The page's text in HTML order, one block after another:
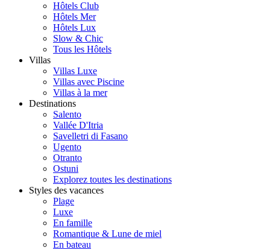
Hôtels Club
Hôtels Mer
Hôtels Lux
Slow & Chic
Tous les Hôtels
Villas
Villas Luxe
Villas avec Piscine
Villas à la mer
Destinations
Salento
Vallée D'Itria
Savelletri di Fasano
Ugento
Otranto
Ostuni
Explorez toutes les destinations
Styles des vacances
Plage
Luxe
En famille
Romantique & Lune de miel
En bateau